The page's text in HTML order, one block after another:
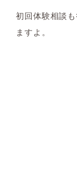
初回体験相談
ますよ。